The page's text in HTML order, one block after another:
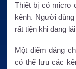
Thiết bị có micro
kênh. Người
rất tiện khi đang
Một điểm đáng
có thể lưu các